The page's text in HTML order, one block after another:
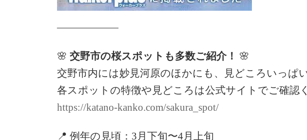
——————
🌸 交野市の桜スポットも多数ご紹介！
🌸
交野市内には妙見河原のほかにも、見どころいっぱ
各スポットの特徴や見どころは公式サイトでご確認
https://katano-kanko.com/sakura_spot/
📍 例年の見頃：3月下旬〜4月上旬